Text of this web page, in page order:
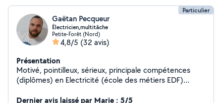
Particulier
Gaëtan Pecqueur
Électricien,multitâche
Petite-Forêt (Nord)
4,8/5 (32 avis)
Présentation
Motivé, pointilleux, sérieux, principale compétences
(diplômes) en Electricité (école des métiers EDF)
acquérir de l'expérience dans le bâtiment (montage de
Dernier avis laissé par Marie : 5/5